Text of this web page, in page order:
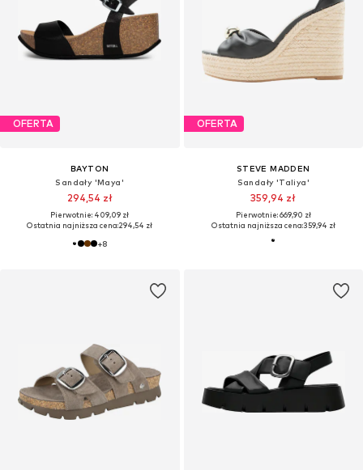
OFERTA
BAYTON
Sandały 'Maya'
294,54 zł
Pierwotnie: 409,09 zł
Ostatnia najniższa cena:294,54 zł
+8
OFERTA
STEVE MADDEN
Sandały 'Taliya'
359,94 zł
Pierwotnie: 669,90 zł
Ostatnia najniższa cena:359,94 zł